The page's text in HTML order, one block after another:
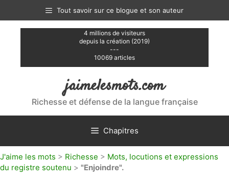
contenu
Tout savoir sur ce blogue et son auteur
4 millions de visiteurs
depuis la création (2019)
---
10069 articles
jaimelesmots.com
Richesse et défense de la langue française
Chapitres
J'aime les mots > Richesse > Mots, locutions et expressions
du registre soutenu > "Enjoindre".